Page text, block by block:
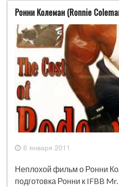
Ронни Колеман (Ronnie
6 января 2011
Неплохой фильм о Ронни
подготовка Ронни к IFBB